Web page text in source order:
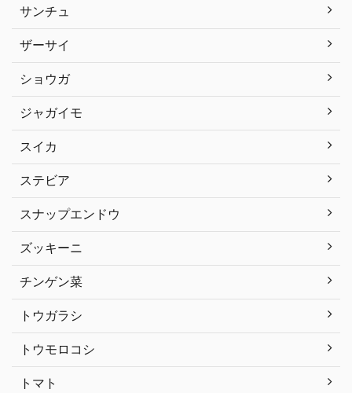
サンチュ
ザーサイ
ショウガ
ジャガイモ
スイカ
ステビア
スナップエンドウ
ズッキーニ
チンゲン菜
トウガラシ
トウモロコシ
トマト